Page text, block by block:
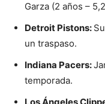
Garza (2 años –
Detroit Pistons:
un traspaso.
Indiana Pacers:
temporada.